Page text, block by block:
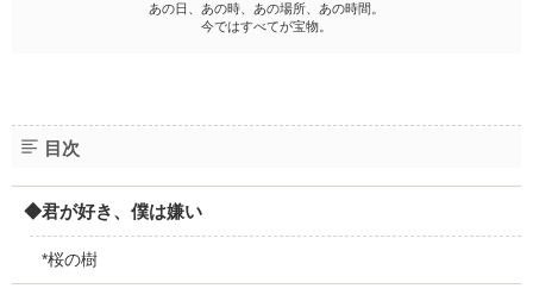
あの日、あの時、あの場所、あの時間。
今ではすべてが宝物。
目次
◆君が好き、僕は嫌い
*桜の樹